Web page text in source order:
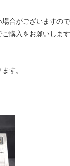
合がございますの
ご購入をお願いしま
す。